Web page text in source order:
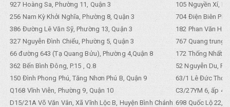
927 Hoàng Sa, Phường 11, Quận 3
105 Nguyền Xí,
256 Nam Kỳ Khởi Nghĩa, Phường 8, Quận 3
704 Điện Biên
386 Đường Lê Văn Sỹ, Phường 13, Quận 3
182 Phan Văn
327 Nguyễn Đình Chiểu, Phường 5, Quận 3
767 Quang trung,
66 đường 643 (Tạ Quang Bửu), Phường 4,Quận 8
172 Thống Nhất.
362 Bến Bình Đông, P.15 , Q.8
52 Nguyễn Du,
150 Đình Phong Phú, Tăng Nhơn Phú B, Quận 9
63/1 Lê Đức Thọ,
Q168 Vĩnh Viễn, Phường 9, Quận 10
C3/27YM 6, ấp 4,
D15/21A Võ Văn Vân, Xã Vĩnh Lộc B, Huyện Bình Chánh 698 Quốc Lộ 22,